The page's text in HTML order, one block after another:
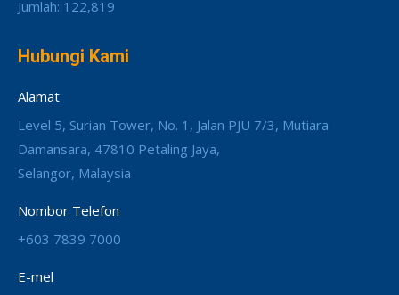
Jumlah: 122,819
Hubungi Kami
Alamat
Level 5, Surian Tower, No. 1, Jalan PJU 7/3, Mutiara
Damansara, 47810 Petaling Jaya,
Selangor, Malaysia
Nombor Telefon
+603 7839 7000
E-mel